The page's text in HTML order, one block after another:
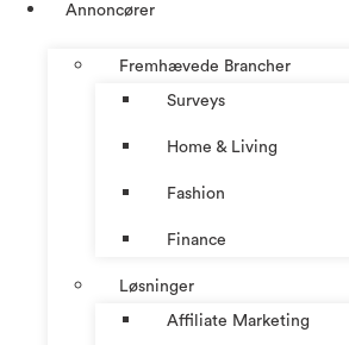
Annoncører
Fremhævede Brancher
Surveys
Home & Living
Fashion
Finance
Løsninger
Affiliate Marketing